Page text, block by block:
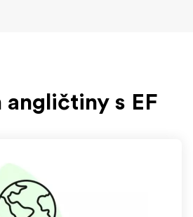
s EF